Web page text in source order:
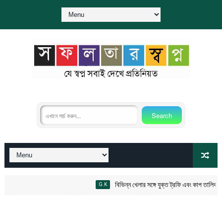
বিভিন্ন খেলার সঙ্গে যুক্ত ট্রফি এবং কাপ তালিকা PDF